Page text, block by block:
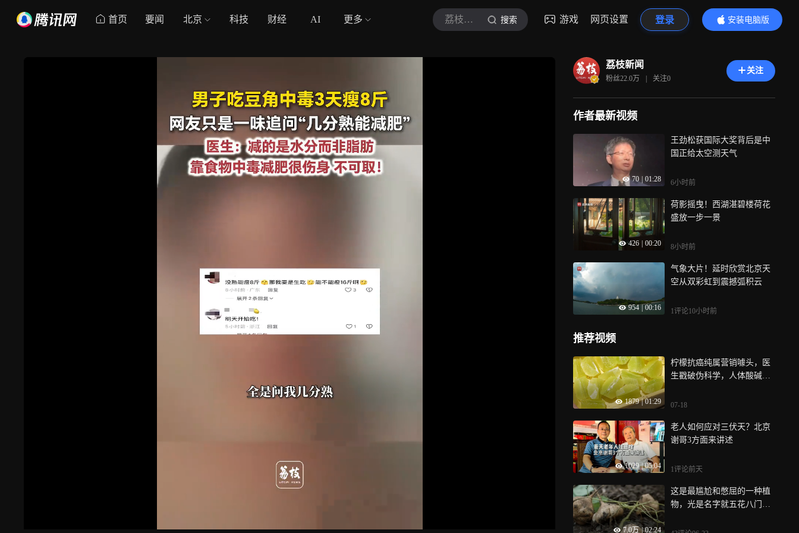
首页 要闻 北京 科技 财经 AI 更多 荔枝新闻 搜索 游戏 网页设置 登录
安装电脑版
内容更精彩
荔枝新闻
粉丝22.0万 | 关注0
关注
作者最新视频
70 01:28
王劲松获国际大奖背后是中
国正给太空测天气
6小时前
426 00:20
荷影摇曳！西湖湛碧楼荷花
盛放一步一景
8小时前
954 00:16
气象大片！延时欣赏北京天
空从双彩虹到震撼弧积云
1评论10小时前
推荐视频
1879 | 01:29
柠檬抗癌纯属营销噱头，医
生戳破伪科学，人体酸碱无
07-18
1029 | 05:04
老人如何应对三伏天？北京
谢哥3方面来讲述
1评论前天
7.0万 | 02:24
这是最尴尬和憋屈的一种植
物，光是名字就五花八门，
薯